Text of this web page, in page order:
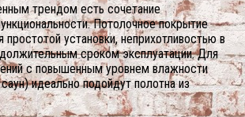
трендом есть сочетание
Потолочное покрытие
установки, неприхотливостью в
сроком эксплуатации. Для
с повышенным уровнем влажности
идеально подойдут полотна из